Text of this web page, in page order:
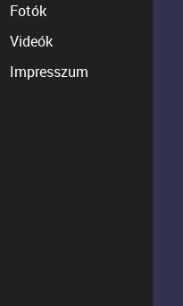
Fotók
Videók
Impresszum